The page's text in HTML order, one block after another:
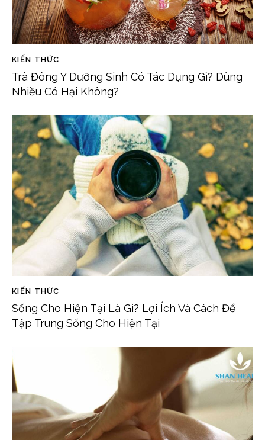
KIẾN THỨC
Trà Đông Y Dưỡng Sinh Có Tác Dụng Gì? Dùng
Nhiều Có Hại Không?
KIẾN THỨC
Sống Cho Hiện Tại Là Gì? Lợi Ích Và Cách Để
Tập Trung Sống Cho Hiện Tại